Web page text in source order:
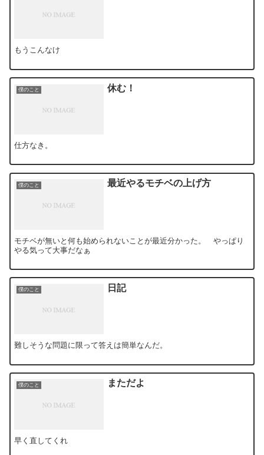
もうこんなけ
僕のこと 休む！
仕方なき。
僕のこと 最近やるモチベの上げ方
モチベが無いと何も始められないことが最近分かった。 やっぱり
やる気って大事だなぁ
僕のこと 日記
難しそうな問題に限って答えは簡単なんだ。
僕のこと まただよ
早く直してくれ